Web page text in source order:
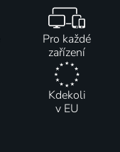
Pro každé
zařízení
Kdekoli
v EU